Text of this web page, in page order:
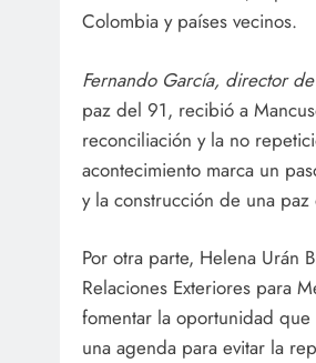
Colombia y países vecinos.
Fernando García, director
paz del 91, recibió a
reconciliación y la no
acontecimiento marca un
y la construcción de una
Por otra parte, Helena Urán
Relaciones Exteriores para
fomentar la oportunidad
una agenda para evitar la